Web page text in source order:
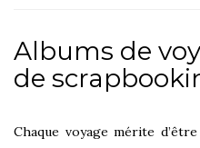
Albums de
de
Chaque voyage mérite d’être